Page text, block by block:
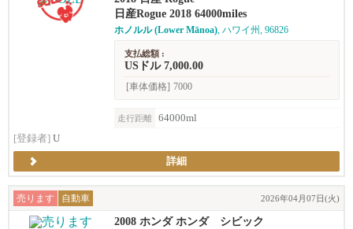
日産Rogue 2018 64000miles
ホノルル (Lower Mānoa), ハワイ州, 96826
支払総額 :
USドル 7,000.00
[車体価格] 7000
走行距離
64000ml
[登録者] U
詳細
売ります 自動車 2026年04月07日(火)
2008 ホンダ ホンダ シビック